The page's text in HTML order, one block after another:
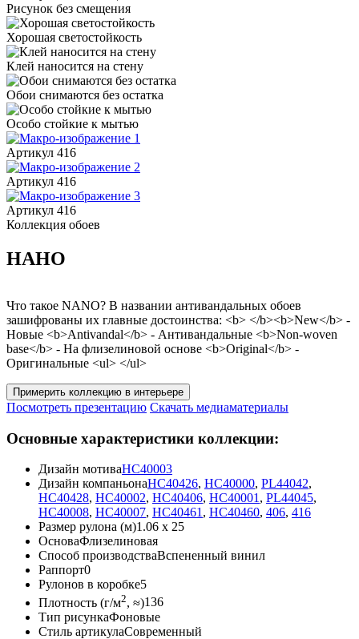
Рисунок без смещения
Хорошая светостойкость
Клей наносится на стену
Обои снимаются без остатка
Особо стойкие к мытью
Артикул 416
Артикул 416
Артикул 416
Коллекция обоев
НАНО
Что такое NANO? В названии антивандальных обоев
зашифрованы их главные достоинства: <b> </b><b>New</b> -
Новые <b>Antivandal</b> - Антивандальные <b>Non-woven
base</b> - На флизелиновой основе <b>Original</b> -
Оригинальные <ul> </ul>
Примерить коллекцию в интерьере
Посмотреть презентацию Скачать медиаматериалы
Основные характеристики коллекции:
Дизайн мотиваHC40003
Дизайн компаньонаHC40426, HC40000, PL44042,
HC40428, HC40002, HC40406, HC40001 , PL44045,
HC40008, HC40007, HC40461 , HC40460, 406, 416
Размер рулона (м)1.06 x 25
ОсноваФлизелиновая
Способ производстваВспененный винил
Раппорт0
Рулонов в коробке5
Плотность (г/м2, ≈)136
Тип рисункаФоновые
Стиль артикулаСовременный